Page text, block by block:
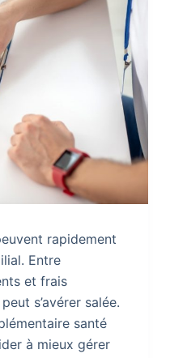
rapidement
Entre
et frais
s’avérer salée.
santé
à mieux gérer